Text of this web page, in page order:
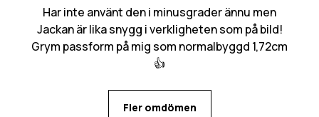
Har inte använt den i minusgrader ännu men
Jackan är lika snygg i verkligheten som på bild!
Grym passform på mig som normalbyggd 1,72cm
👍
Fler omdömen